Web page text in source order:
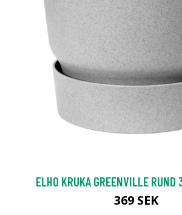
ELHO KRUKA GREENVILLE RUND
369 SEK